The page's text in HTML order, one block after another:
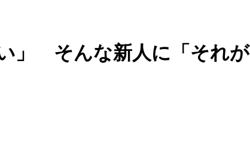
」 そんな新人に「それが